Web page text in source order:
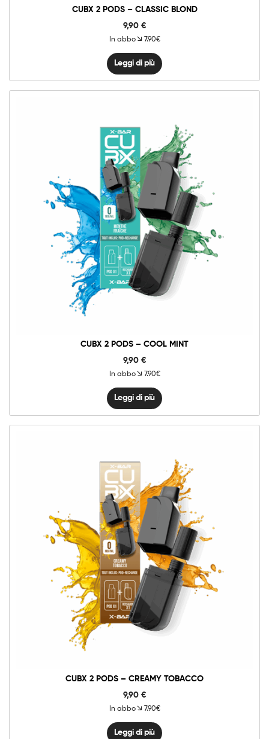
CUBX 2 PODS – CLASSIC BLOND
9,90 €
In abbo 7.90€
Leggi di più
CUBX 2 PODS – COOL MINT
9,90 €
In abbo 7.90€
Leggi di più
CUBX 2 PODS – CREAMY TOBACCO
9,90 €
In abbo 7.90€
Leggi di più